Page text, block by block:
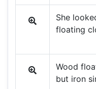
She
floating
Wood
but iron